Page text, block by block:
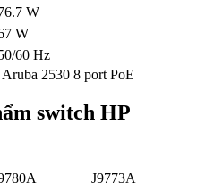
W
W
60 Hz
switch HP
J9773A